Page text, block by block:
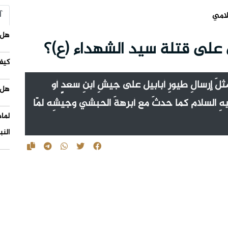
على قتلة سيد الشهداء (ع)؟
إرسالِ طيورِ أبابيل على جيشِ ابنِ سعدٍ أو
السلام كما حدثَ مع أبرهةَ الحبشي وجيشِه لمّا